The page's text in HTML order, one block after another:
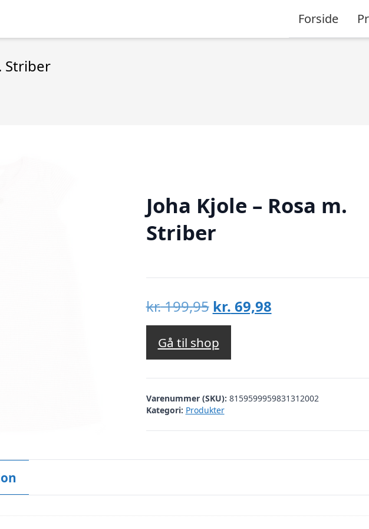
Forside
Striber
Joha Kjole – Rosa m.
Striber
kr.199,95 Den
oprindelige
pris
var:
kr. 199,95.
kr. 69,98Den
kr. 69,98.
Gå til shop
Varenummer (SKU): 8159599959831312002
Kategori: Produkter